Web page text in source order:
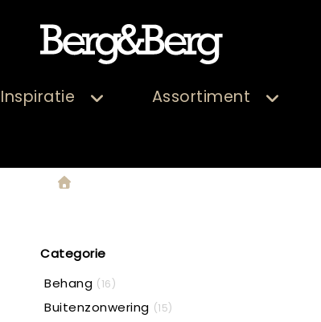
Inspiratie Assortiment
Categorie
Behang (16)
Buitenzonwering (15)